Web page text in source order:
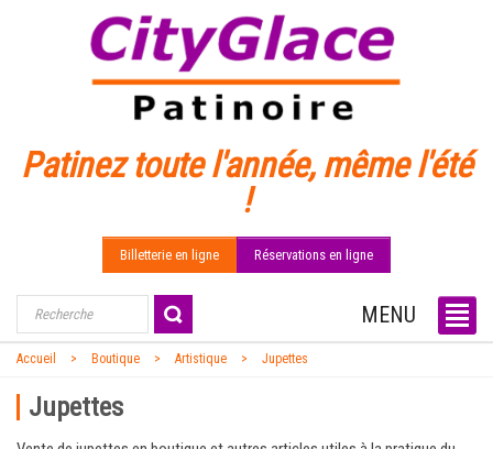
Patinez toute l'année, même l'été
!
Billetterie en ligne Réservations en ligne
MENU
Accueil Boutique Artistique Jupettes
Jupettes